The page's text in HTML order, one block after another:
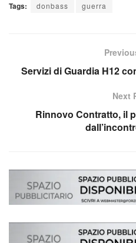
Tags: donbass guerra
Servizi di Guardia H12
Next
Rinnovo Contratto, il